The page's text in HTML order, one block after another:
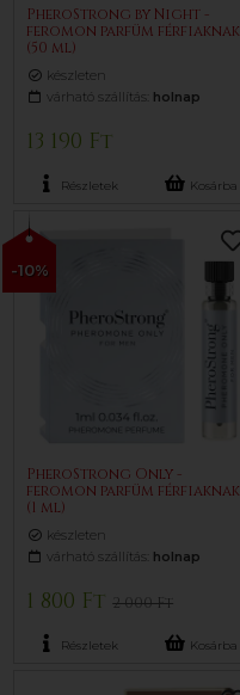
PheroStrong by Night -
feromon parfüm férfiaknak
(50 ml)
készleten
várható szállítás: holnap
13 190 Ft
Részletek Kosárba
-10%
PheroStrong Only -
feromon parfüm férfiaknak
(1 ml)
készleten
várható szállítás: holnap
1 800 Ft2 000 Ft
Részletek Kosárba